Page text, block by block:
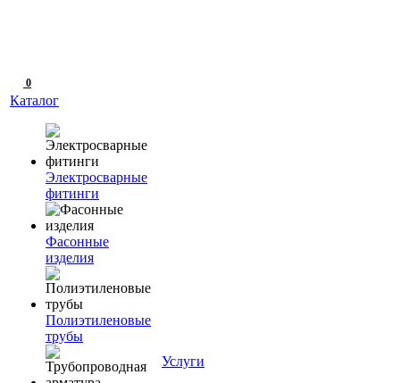
0
Каталог
Электросварные
фитинги
Фасонные
изделия
Полиэтиленовые
трубы
Услуги